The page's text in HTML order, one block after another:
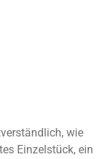
wie
Einzelstück, ein